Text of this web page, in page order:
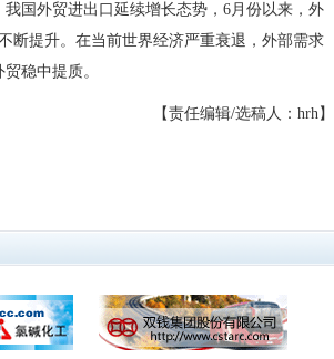
国外贸进出口延续增长态势，6月份以来，外
断提升。在当前世界经济严重衰退，外部需求
稳中提质。
【责任编辑/选稿人：hrh】